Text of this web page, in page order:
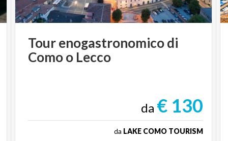
Tourenogastronomicodi
Comoo Lecco
da € 130
da LAKE COMO TOURISM